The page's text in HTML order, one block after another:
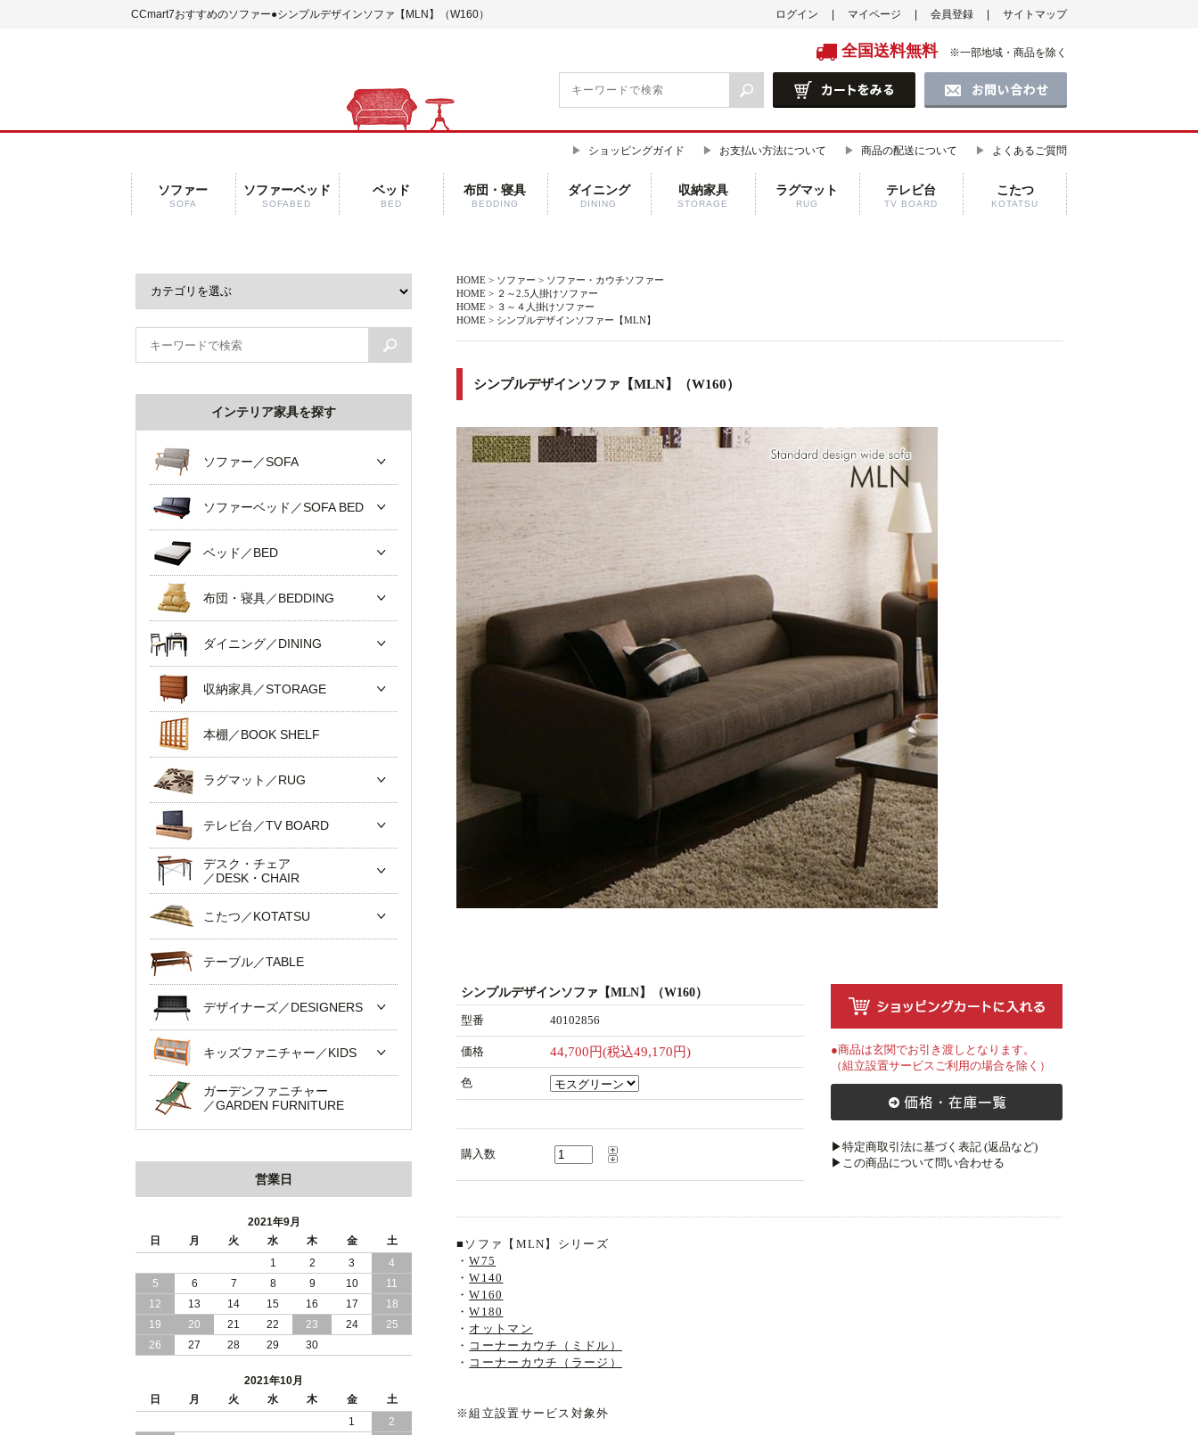
CCmart7おすすめのソファー●シンプルデザインソファ【MLN】（W160） ログイン マイページ 会員登録 サイトマップ
全国送料無料 ※一部地域・商品を除く
ショッピングガイド お支払い方法について 商品の配送について よくあるご質問
ソファー
SOFA
ソファーベッド
SOFABED
ベッド
BED
布団・寝具
BEDDING
ダイニング
DINING
収納家具
STORAGE
ラグマット
RUG
テレビ台
TV BOARD
こたつ
KOTATSU
HOME > ソファー > ソファー・カウチソファー
HOME > ２～2.5人掛けソファー
HOME > ３～４人掛けソファー
HOME > シンプルデザインソファー【MLN】
シンプルデザインソファ【MLN】（W160）
シンプルデザインソファ【MLN】（W160）
型番 40102856
価格 44,700円(税込49,170円)
色
購入数
●商品は玄関でお引き渡しとなります。
（組立設置サービスご利用の場合を除く）
▶特定商取引法に基づく表記 (返品など)
▶この商品について問い合わせる
■ソファ【MLN】シリーズ
・W75
・W140
・W160
・W180
・ オットマン
・ コーナーカウチ（ミドル）
・ コーナーカウチ（ラージ）
※組立設置サービス対象外
インテリア家具を探す
ソファー／SOFA
ソファーベッド／SOFA BED
ベッド／BED
布団・寝具／BEDDING
ダイニング／DINING
収納家具／STORAGE
本棚／BOOK SHELF
ラグマット／RUG
テレビ台／TV BOARD
デスク・チェア
／DESK・CHAIR
こたつ／KOTATSU
テーブル／TABLE
デザイナーズ／DESIGNERS
キッズファニチャー／KIDS
ガーデンファニチャー
／GARDEN FURNITURE
営業日
2021年9月
日
月 火 水 木 金
土
1
2 3
4
5
6 7 8 9 10
11
12
13 14 15 16 17
18
19
20 21 22 23 24
25
26
27 28 29 30
2021年10月
日
月 火 水 木 金
土
1
2